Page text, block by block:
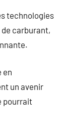
technologies
carburant,
en
un avenir
pourrait